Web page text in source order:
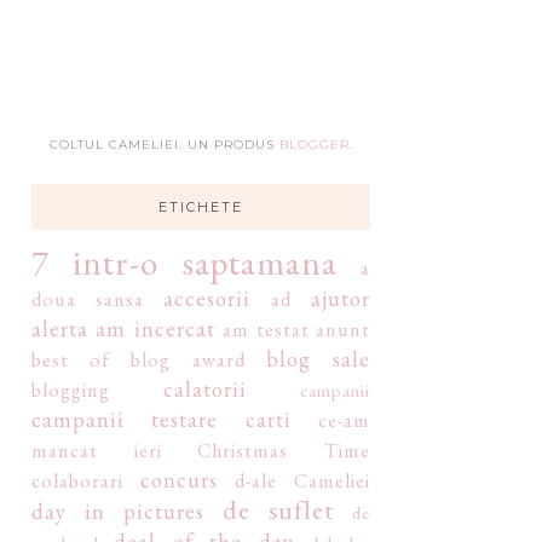
COLTUL CAMELIEI. UN PRODUS BLOGGER
ETICHETE
7 intr-o saptamana
a
doua sansa
accesorii ad
ajutor
alerta am incercat am testat anunt
best of
blog award blog sale
blogging calatorii campanii
campanii testare carti
ce-am
mancat ieri
Christmas Time
colaborari
concurs d-ale Cameliei
day in pictures de suflet
de